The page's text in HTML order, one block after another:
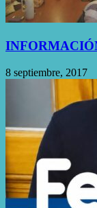
8 septiembre, 2017